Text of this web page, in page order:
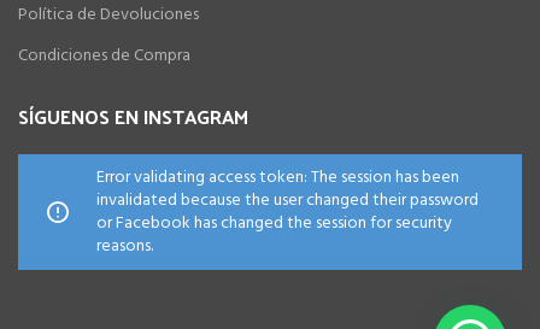
Política de Devoluciones
Condiciones de Compra
SÍGUENOS EN INSTAGRAM
Error validating access token: The session has been
invalidated because the user changed their password
or Facebook has changed the session for security
reasons.